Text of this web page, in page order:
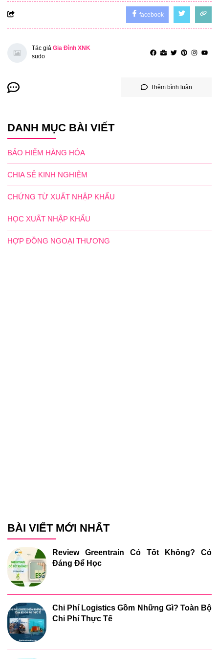
facebook
Tác giả Gia Đình XNK
sudo
Thêm bình luận
DANH MỤC BÀI VIẾT
BẢO HIỂM HÀNG HÓA
CHIA SẺ KINH NGHIỆM
CHỨNG TỪ XUẤT NHẬP KHẨU
HỌC XUẤT NHẬP KHẨU
HỢP ĐỒNG NGOẠI THƯƠNG
BÀI VIẾT MỚI NHẤT
Review Greentrain Có Tốt Không? Có
Đáng Để Học
Chi Phí Logistics Gồm Những Gì? Toàn Bộ
Chi Phí Thực Tế